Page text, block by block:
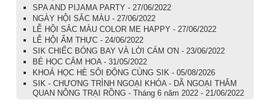
SPA AND PIJAMA PARTY - 27/06/2022
NGÀY HỘI SẮC MÀU - 27/06/2022
LỄ HỘI SẮC MÀU COLOR ME HAPPY - 27/06/2022
LỄ HỘI ẨM THỰC - 24/06/2022
SIK CHIẾC BÓNG BAY VÀ LỜI CÁM ƠN - 23/06/2022
BÉ HỌC CẮM HOA - 31/05/2022
KHOÁ HỌC HÈ SÔI ĐỘNG CÙNG SIK - 05/08/2026
SIK - CHƯƠNG TRÌNH NGOẠI KHÓA - DÃ NGOẠI THĂM
QUAN NÔNG TRẠI RỒNG - Tháng 6 năm 2022 - 21/06/2022